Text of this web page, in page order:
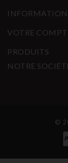
VOTRE
PRODUITS
NOTRE
©